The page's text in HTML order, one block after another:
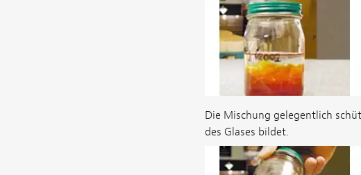
Die Mischung gelegentlich
des Glases bildet.